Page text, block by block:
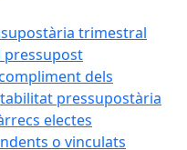
trimestral
pressupost
dels
pressupostària
electes
o vinculats